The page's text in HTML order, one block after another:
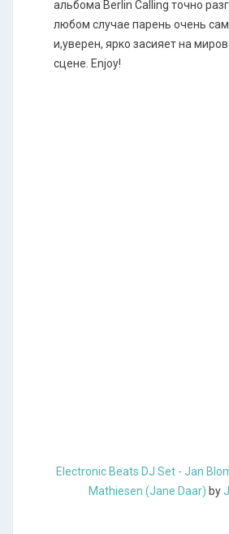
альбома Berlin Calling точно
любом случае парень очень
и,уверен, ярко засияет на
сцене. Enjoy!
Electronic Beats DJ Set - Jan
Mathiesen (Jane Daar) by